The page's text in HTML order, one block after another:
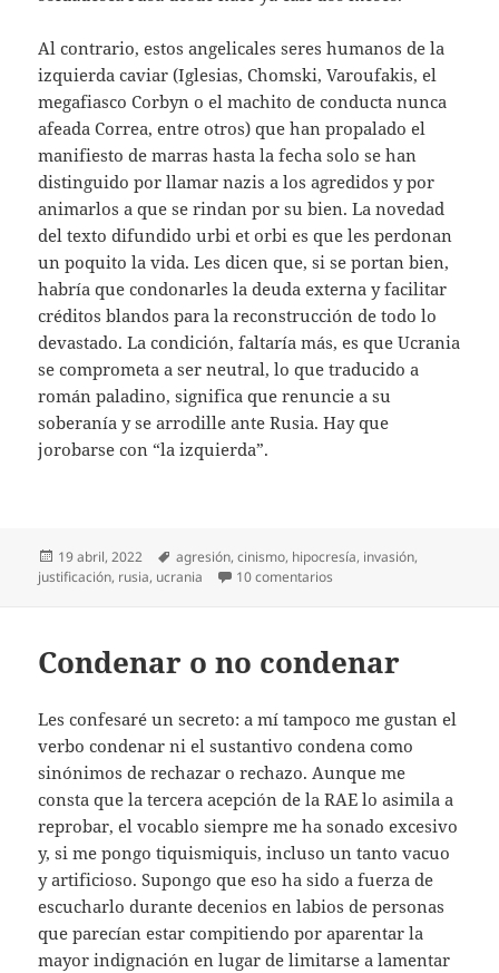
Al contrario, estos angelicales seres humanos de la
izquierda caviar (Iglesias, Chomski, Varoufakis, el
megafiasco Corbyn o el machito de conducta nunca
afeada Correa, entre otros) que han propalado el
manifiesto de marras hasta la fecha solo se han
distinguido por llamar nazis a los agredidos y por
animarlos a que se rindan por su bien. La novedad
del texto difundido urbi et orbi es que les perdonan
un poquito la vida. Les dicen que, si se portan bien,
habría que condonarles la deuda externa y facilitar
créditos blandos para la reconstrucción de todo lo
devastado. La condición, faltaría más, es que Ucrania
se comprometa a ser neutral, lo que traducido a
román paladino, significa que renuncie a su
soberanía y se arrodille ante Rusia. Hay que
jorobarse con “la izquierda”.
Publicado
el
19 abril, 2022 Etiquetas
agresión,cinismo, hipocresía, invasión,
justificación, rusia, ucrania 10 comentarios
Condenar o no condenar
Les confesaré un secreto: a mí tampoco me gustan el
verbo condenar ni el sustantivo condena como
sinónimos de rechazar o rechazo. Aunque me
consta que la tercera acepción de la RAE lo asimila a
reprobar, el vocablo siempre me ha sonado excesivo
y, si me pongo tiquismiquis, incluso un tanto vacuo
y artificioso. Supongo que eso ha sido a fuerza de
escucharlo durante decenios en labios de personas
que parecían estar compitiendo por aparentar la
mayor indignación en lugar de limitarse a lamentar